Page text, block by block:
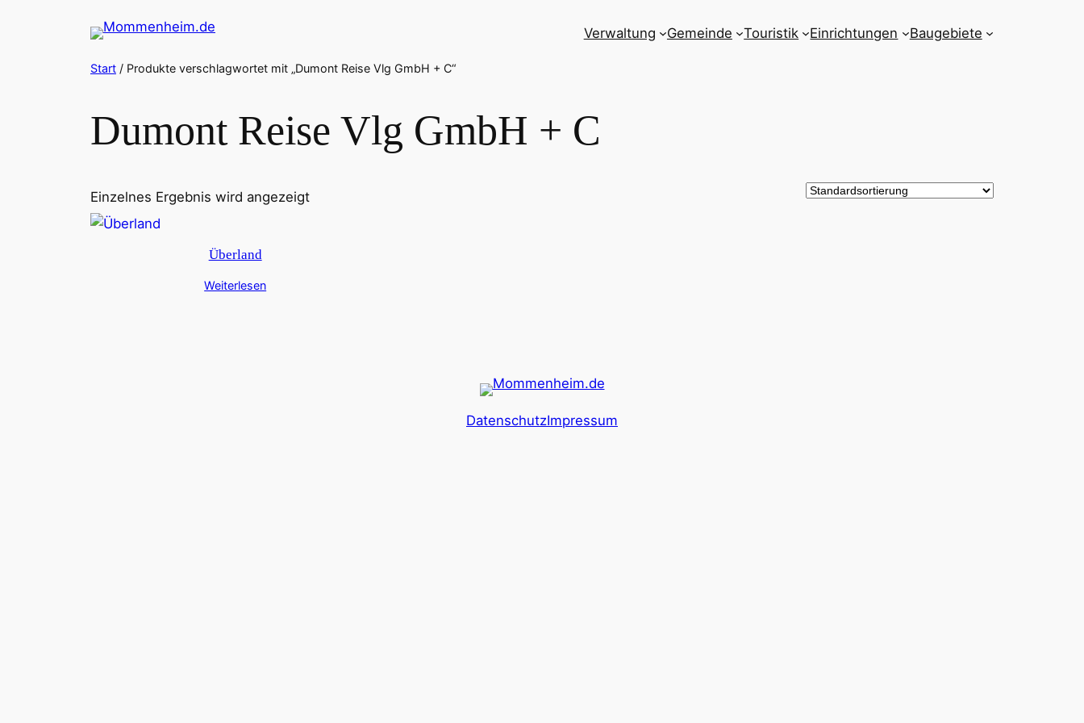
Verwaltung Gemeinde Touristik Einrichtungen Baugebiete
Start / Produkte verschlagwortet mit „Dumont Reise Vlg GmbH + C“
Dumont Reise Vlg GmbH + C
Einzelnes Ergebnis wird angezeigt
Überland
Weiterlesen
DatenschutzImpressum